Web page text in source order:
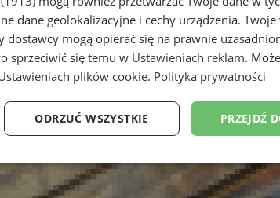
dane geolokalizacyjne i cechy urządzenia.
dostawcy mogą opierać się na prawnie
sprzeciwić się temu w Ustawieniach reklam.
plików cookie. Polityka prywatności
PRZEJDŹ
ODRZUĆ WSZYSTKIE
Targetowanie Funkcjonalność